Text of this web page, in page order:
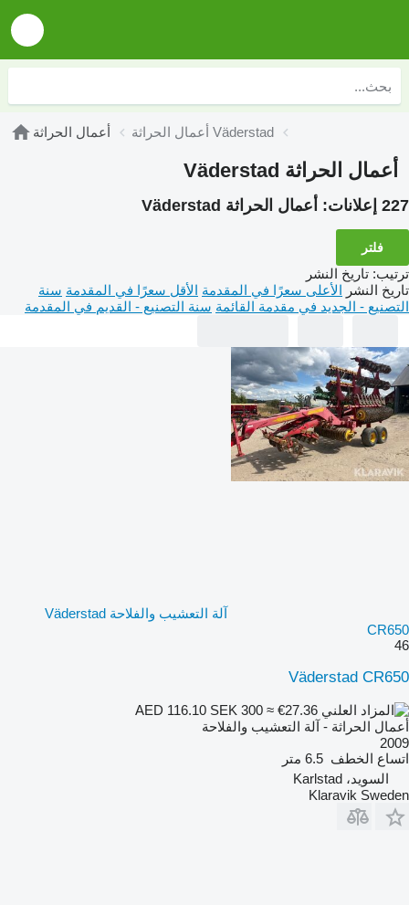
أعمال الحراثة أعمال الحراثة Väderstad
أعمال الحراثة Väderstad
227 إعلانات: أعمال الحراثة Väderstad
فلتر
ترتيب: تاريخ النشر
تاريخ النشر الأعلى سعرًا في المقدمة الأقل سعرًا في المقدمة سنة
التصنيع - الجديد في مقدمة القائمة سنة التصنيع - القديم في المقدمة
آلة التعشيب والفلاحة Väderstad
CR650
46
Väderstad CR650
SEK 300 ≈ €27.36
أعمال الحراثة - آلة التعشيب والفلاحة
2009
اتساع الخطف 6.5 متر
السويد، Karlstad
Klaravik Sweden